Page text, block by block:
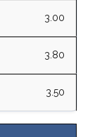
3.00
3.80
3.50